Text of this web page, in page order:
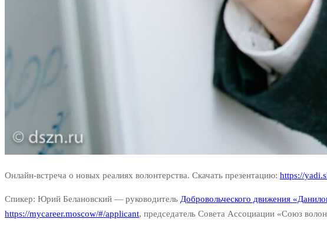
Онлайн-встреча о новых реалиях волонтерства. Скачать презентацию: https://
Спикер: Юрий Белановский — руководитель Добровольческого движения
https://mycareer.moscow/#/applicant, председатель Совета Ассоциации «Союз